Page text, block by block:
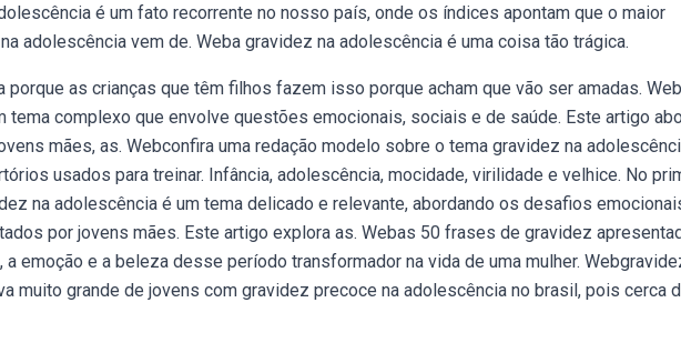
é um fato recorrente no nosso país, onde os índices apontam que o maior
adolescência vem de. Weba gravidez na adolescência é uma coisa tão trágica.
porque as crianças que têm filhos fazem isso porque acham que vão ser amadas.
tema complexo que envolve questões emocionais, sociais e de saúde. Este artigo
mães, as. Webconfira uma redação modelo sobre o tema gravidez na
usados para treinar. Infância, adolescência, mocidade, virilidade e velhice. No
na adolescência é um tema delicado e relevante, abordando os desafios
por jovens mães. Este artigo explora as. Webas 50 frases de gravidez
a emoção e a beleza desse período transformador na vida de uma mulher.
muito grande de jovens com gravidez precoce na adolescência no brasil, pois cerca